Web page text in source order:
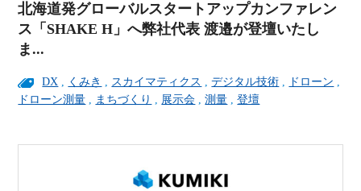
北海道発グローバルスタートアップカンファレン
ス「SHAKE H」へ弊社代表 渡邉が登壇いたし
ま...
DX , くみき , スカイマティクス ,デジタル技術 , ドローン ,
ドローン測量 , まちづくり , 展示会 ,測量 ,登壇